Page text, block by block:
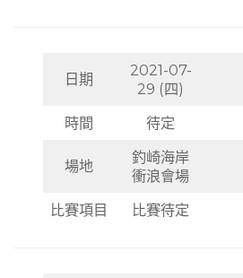
日期
2021-07-
29 (四)
時間
待定
場地
釣崎海岸
衝浪會場
比賽項目
比賽待定